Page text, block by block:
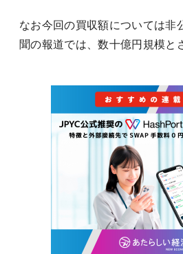
なお今回の買収額については非
聞の報道では、数十億円規模と